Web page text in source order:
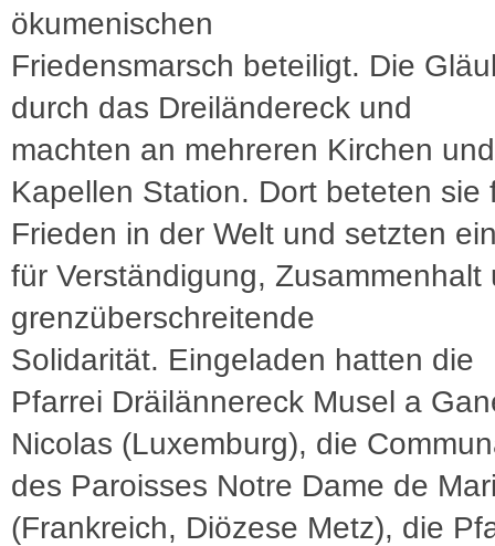
ökumenischen
Friedensmarsch beteiligt. Die
durch das Dreiländereck und
machten an mehreren Kirchen und
Kapellen Station. Dort beteten sie
Frieden in der Welt und setzten
für Verständigung, Zusammenhalt
grenzüberschreitende
Solidarität. Eingeladen hatten die
Pfarrei Dräilännereck Musel a
Nicolas (Luxemburg), die
des Paroisses Notre Dame de
(Frankreich, Diözese Metz), die